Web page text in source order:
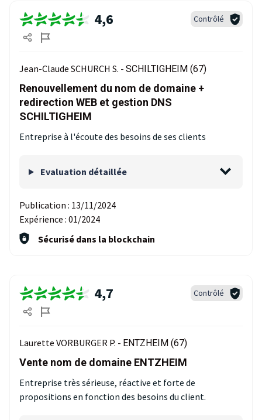
4,6 Contrôlé
Jean-Claude SCHURCH S. - SCHILTIGHEIM (67)
Renouvellement du nom de domaine +
redirection WEB et gestion DNS
SCHILTIGHEIM
Entreprise à l'écoute des besoins de ses clients
Evaluation détaillée
Publication : 13/11/2024
Expérience : 01/2024
Sécurisé dans la blockchain
4,7 Contrôlé
Laurette VORBURGER P. - ENTZHEIM (67)
Vente nom de domaine ENTZHEIM
Entreprise très sérieuse, réactive et forte de
propositions en fonction des besoins du client.